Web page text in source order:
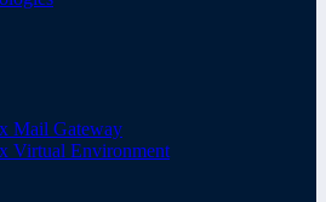
Mail Gateway
Virtual Environment